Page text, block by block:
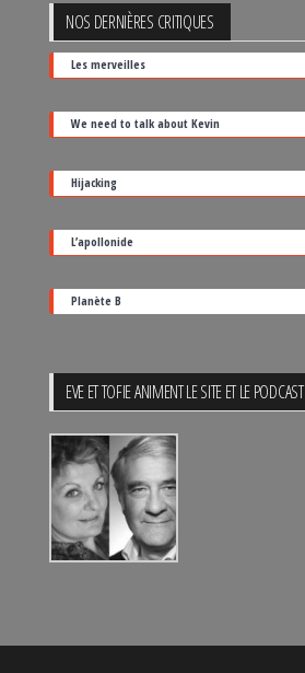
film
par
sa
date
de
sortie
NOS DERNIÈRES CRITIQUES
Les merveilles
We need to talk about Kevin
Hijacking
L’apollonide
Planète B
EVE ET TOFIE ANIMENT LE SITE ET LE PODCAST